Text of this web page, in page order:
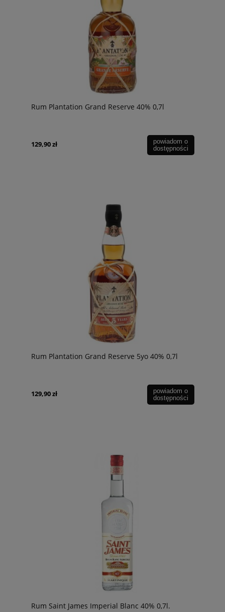
Rum Plantation Grand Reserve 40% 0,7l
129,90 zł
powiadom o
dostępności
Rum Plantation Grand Reserve 5yo 40% 0,7l
129,90 zł
powiadom o
dostępności
Rum Saint James Imperial Blanc 40% 0,7l.